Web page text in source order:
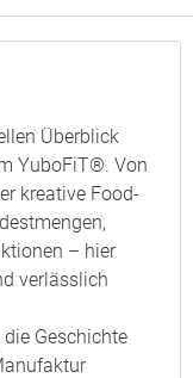
Überblick
YuboFiT®. Von
kreative Food-
– hier
verlässlich
Geschichte